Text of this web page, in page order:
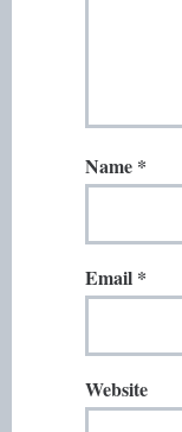
Name *
Email *
Website